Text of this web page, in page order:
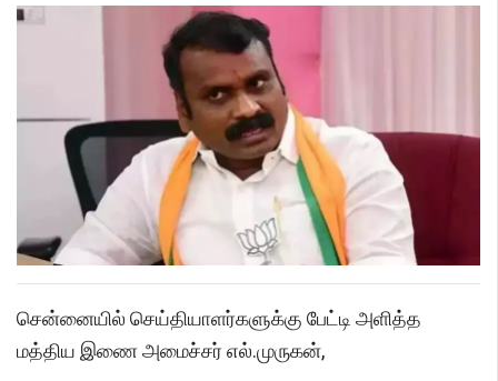
சென்னையில் செய்தியாளர்களுக்கு பேட்டி அளித்த
மத்திய இணை அமைச்சர் எல்.முருகன்,